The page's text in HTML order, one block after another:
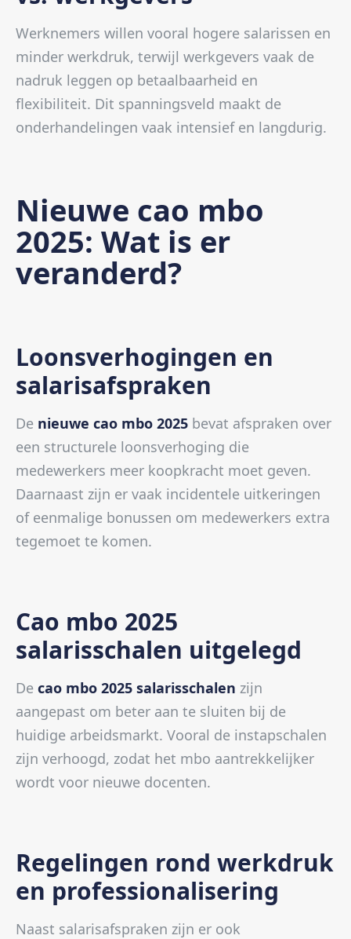
Werknemers willen vooral hogere salarissen en
minder werkdruk, terwijl werkgevers vaak de
nadruk leggen op betaalbaarheid en
flexibiliteit. Dit spanningsveld maakt de
onderhandelingen vaak intensief en langdurig.
Nieuwe cao mbo
2025: Wat is er
veranderd?
Loonsverhogingen en
salarisafspraken
De nieuwe cao mbo 2025 bevat afspraken over
een structurele loonsverhoging die
medewerkers meer koopkracht moet geven.
Daarnaast zijn er vaak incidentele uitkeringen
of eenmalige bonussen om medewerkers extra
tegemoet te komen.
Cao mbo 2025
salarisschalen uitgelegd
De cao mbo 2025 salarisschalen zijn
aangepast om beter aan te sluiten bij de
huidige arbeidsmarkt. Vooral de instapschalen
zijn verhoogd, zodat het mbo aantrekkelijker
wordt voor nieuwe docenten.
Regelingen rond werkdruk
en professionalisering
Naast salarisafspraken zijn er ook